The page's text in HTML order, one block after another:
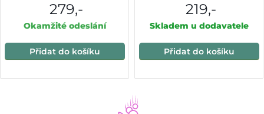
279,-
Okamžité odeslání
Přidat do košíku
219,-
Skladem u dodavatele
Přidat do košíku